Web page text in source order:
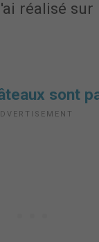
réalisé
sont